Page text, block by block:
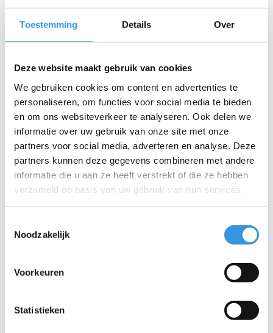
Toestemming Details Over
Deze website maakt gebruik van cookies
We gebruiken cookies om content en advertenties te
personaliseren, om functies voor social media te bieden
en om ons websiteverkeer te analyseren. Ook delen we
informatie over uw gebruik van onze site met onze
partners voor social media, adverteren en analyse. Deze
partners kunnen deze gegevens combineren met andere
informatie die u aan ze heeft verstrekt of die ze hebben
verzameld op basis van uw gebruik van hun services.
Noodzakelijk
Voorkeuren
Statistieken
Deliverytime
Meer info
Deliverytime
deluxe Mint flamingo
Deliverytime
deluxe Roze
Deliverytime